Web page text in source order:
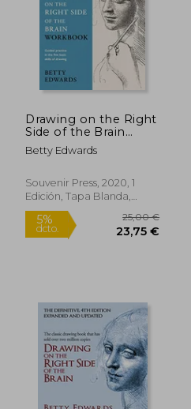
Drawing on the Right
Side of the Brain
Workbook: The
Companion
World'S Bestselling
Drawing Guide (en
Betty Edwards
Souvenir Press, 2020, 1
Edición, Tapa Blanda,
Nuevo
5%
dcto.
25,00 €
23,75 €